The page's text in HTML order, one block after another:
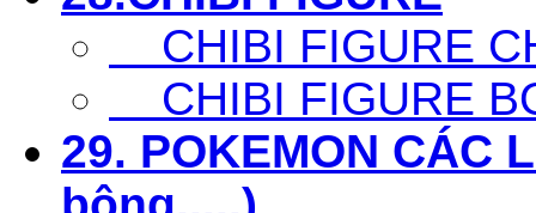
CHIBI FIGURE
CHIBI FIGURE
29. POKEMON CÁC